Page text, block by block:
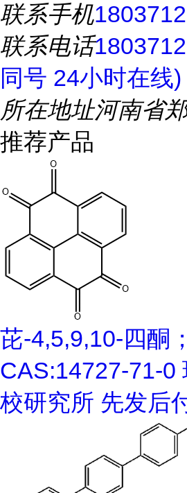
联系手机
联系电话
同号 24小时在线)
所在地址河南省
推荐产品
芘-4,5,9,10-四酮；
CAS:14727-71-0
校研究所 先发后